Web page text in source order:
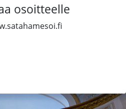
osoitteelle